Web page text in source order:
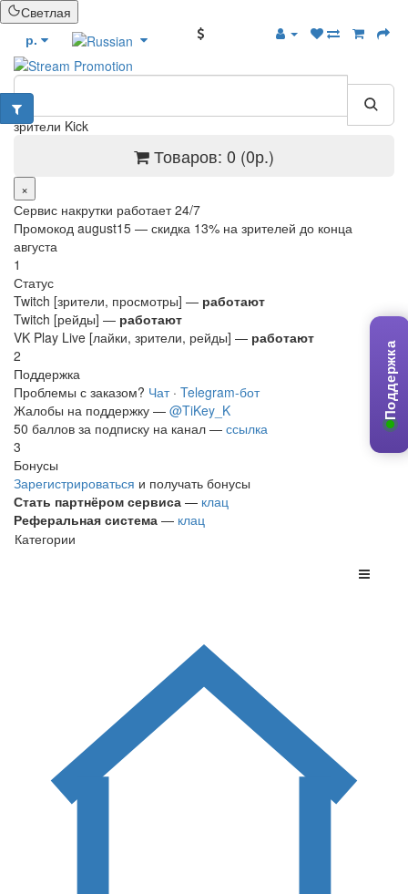
Светлая
Поддержка
р.
зрители Kick
Товаров: 0 (0р.)
×
Сервис накрутки работает 24/7
Промокод august15 — скидка 13% на зрителей до конца
августа
1
Статус
Twitch [зрители, просмотры] — работают
Twitch [рейды] — работают
VK Play Live [лайки, зрители, рейды] — работают
2
Поддержка
Проблемы с заказом? Чат· Telegram-бот
Жалобы на поддержку — @TiKey_K
50 баллов за подписку на канал — ссылка
3
Бонусы
Зарегистрироваться и получать бонусы
Стать партнёром сервиса — клац
Реферальная система — клац
Категории